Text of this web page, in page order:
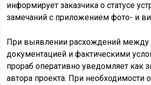
информирует заказчика о статусе
замечаний с приложением фото- и
При выявлении расхождений между
документацией и фактическими
прораб оперативно уведомляет как
автора проекта. При необходимости